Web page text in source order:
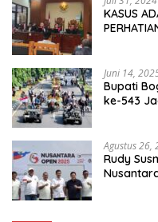
KASUS
Juni 14,
Bupati
ke-543
Agustus 26,
Rudy